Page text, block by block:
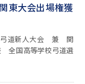
大会出場権獲
弓道新人大会 兼 関
全国高等学校弓道選